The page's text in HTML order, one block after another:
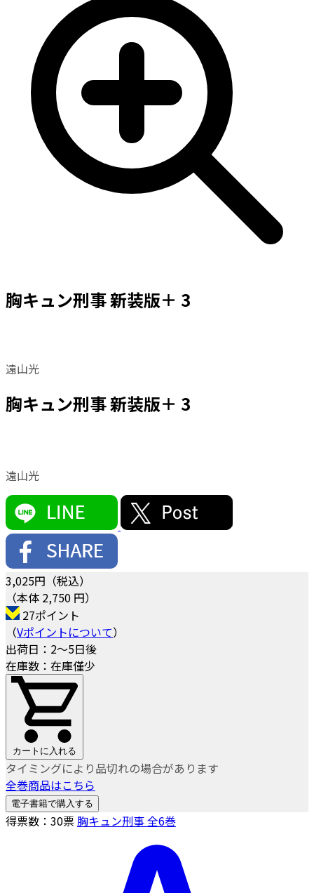
胸キュン刑事 新装版＋ 3
遠山光
胸キュン刑事 新装版＋ 3
遠山光
3,025円（税込）
（本体 2,750 円）
27ポイント
（Vポイントについて）
出荷日：2～5日後
在庫数：在庫僅少
カートに入れる
タイミングにより品切れの場合があります
全巻商品はこちら
電子書籍で購入する
得票数： 30票 胸キュン刑事 全6巻